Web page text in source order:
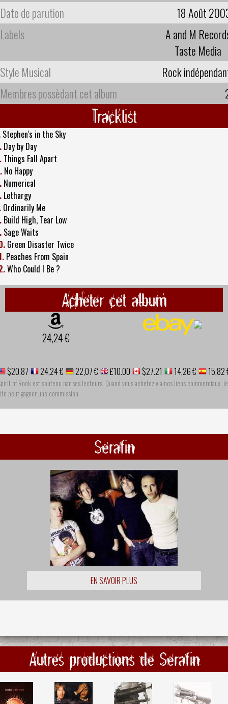
Date de parution
18 Août
Labels
A and M
Taste Media
Style Musical
Rock
Membres possèdant cet album
Tracklist
Stephen's in the Sky
Day by Day
Things Fall Apart
No Happy
Numerical
Lethargy
Ordinarily Me
Build High, Tear Low
Sage Waits
Green Disaster Twice
Peaches From Spain
Who Could I Be ?
Acheter cet album
24,24 €
$20.87 24,24 € 22,07 € £10.00 $27.21 14,26 € 15,82
of Rock est soutenu par ses lecteurs. Quand vous achetez via nos liens commerciaux, le
peut gagner une commission
Serafin
EN SAVOIR PLUS
Autres productions de Serafin